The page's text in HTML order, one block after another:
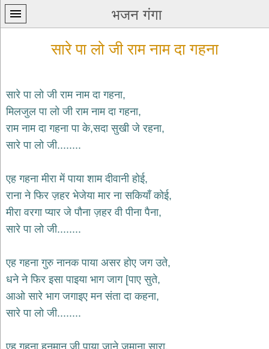
भजन गंगा
प्रथम
पन्ना
home
भजन
krishna
bhajans
शिव
भजन
हनुमान
भजन
hanuman
bhajans
साईं
सारे पा लो जी राम नाम दा गहना
सारे पा लो जी राम नाम दा गहना,
मिलजुल पा लो जी राम नाम दा गहना,
राम नाम दा गहना पा के,सदा सुखी जे रहना,
सारे पा लो जी........
एह गहना मीरा में पाया शाम दीवानी होई,
राना ने फिर ज़हर भेजेया मार ना सकियाँ कोई,
मीरा वरगा प्यार जे पौना ज़हर वी पीना पैना,
सारे पा लो जी........
एह गहना गुरु नानक पाया असर होए जग उते,
धने ने फिर इसा पाइया भाग जाग [पाए सुते,
आओ सारे भाग जगाइए मन संता दा कहना,
सारे पा लो जी........